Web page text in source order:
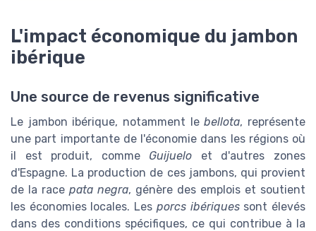
L'impact économique du jambon
ibérique
Une source de revenus significative
Le jambon ibérique, notamment lebellota, représente
une part importante de l'économie dans les régions où
il est produit, comme Guijuelo et d'autres zones
d'Espagne. La production de ces jambons, qui provient
de la race pata negra, génère des emplois et soutient
les économies locales. Les porcs ibériquessont élevés
dans des conditions spécifiques, ce qui contribue à la